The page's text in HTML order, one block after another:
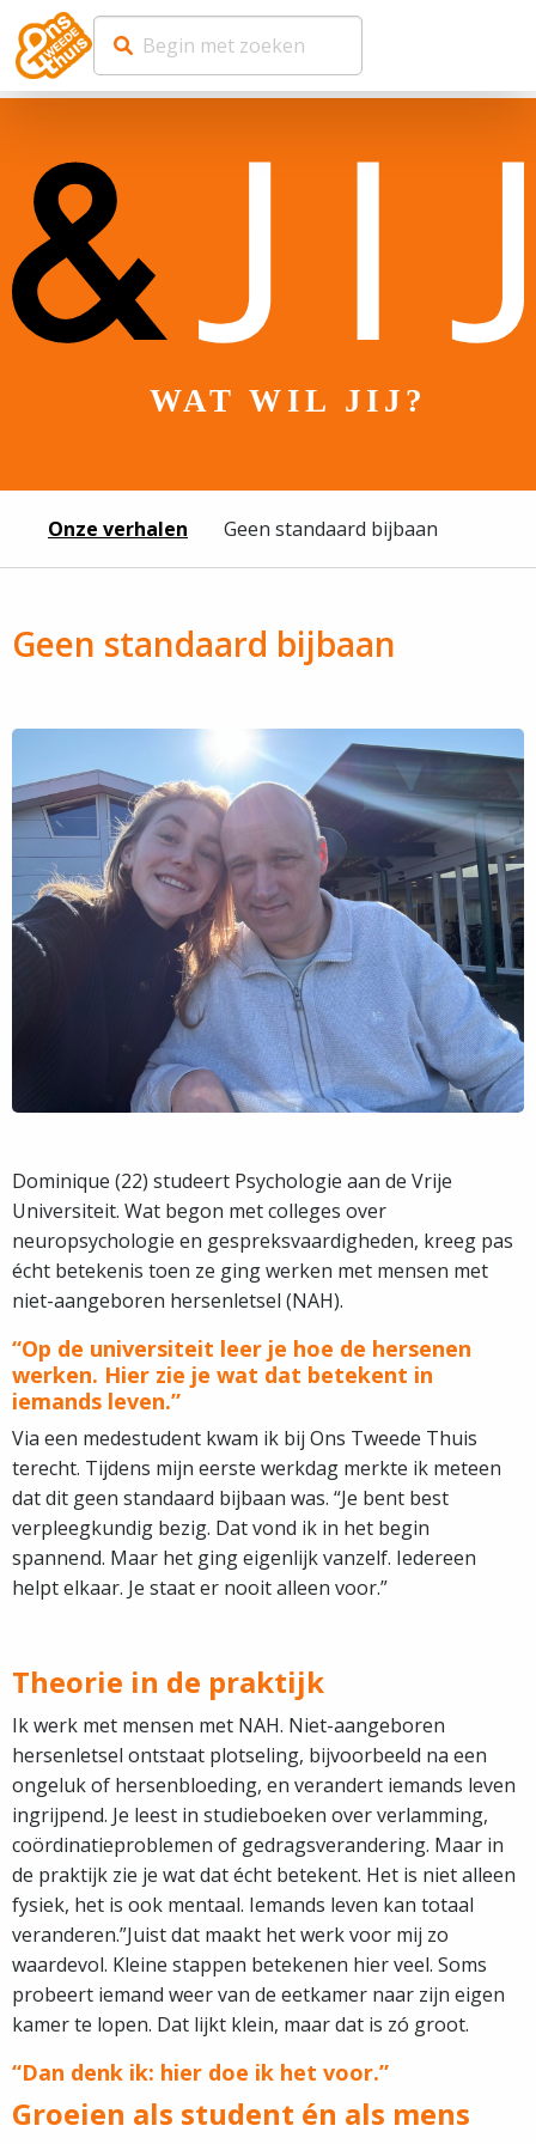
WAT WIL JIJ?
Onze verhalen Geen standaard bijbaan
Geen standaard bijbaan
Dominique (22) studeert Psychologie aan de Vrije
Universiteit. Wat begon met colleges over
neuropsychologie en gespreksvaardigheden, kreeg pas
écht betekenis toen ze ging werken met mensen met
niet-aangeboren hersenletsel (NAH).
“Op de universiteit leer je hoe de hersenen
werken. Hier zie je wat dat betekent in
iemands leven.”
Via een medestudent kwam ik bij Ons Tweede Thuis
terecht. Tijdens mijn eerste werkdag merkte ik meteen
dat dit geen standaard bijbaan was. “Je bent best
verpleegkundig bezig. Dat vond ik in het begin
spannend. Maar het ging eigenlijk vanzelf. Iedereen
helpt elkaar. Je staat er nooit alleen voor.”
Theorie in de praktijk
Ik werk met mensen met NAH. Niet-aangeboren
hersenletsel ontstaat plotseling, bijvoorbeeld na een
ongeluk of hersenbloeding, en verandert iemands leven
ingrijpend. Je leest in studieboeken over verlamming,
coördinatieproblemen of gedragsverandering. Maar in
de praktijk zie je wat dat écht betekent. Het is niet alleen
fysiek, het is ook mentaal. Iemands leven kan totaal
veranderen.”Juist dat maakt het werk voor mij zo
waardevol. Kleine stappen betekenen hier veel. Soms
probeert iemand weer van de eetkamer naar zijn eigen
kamer te lopen. Dat lijkt klein, maar dat is zó groot.
“Dan denk ik: hier doe ik het voor.”
Groeien als student én als mens